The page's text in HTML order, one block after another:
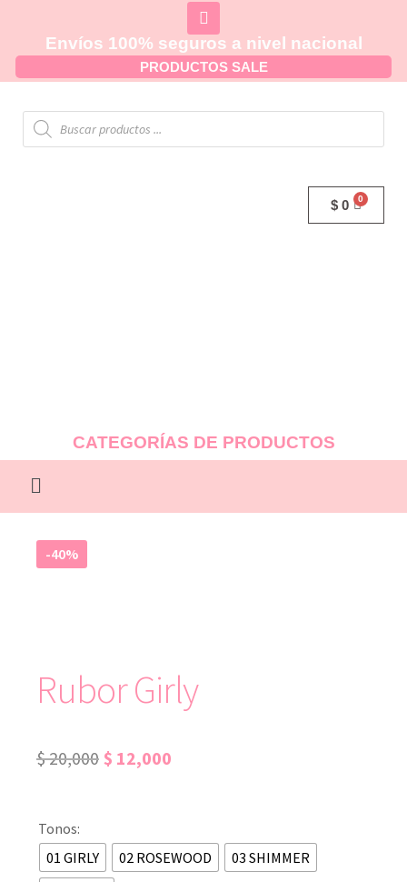
Envíos 100% seguros a nivel nacional
PRODUCTOS SALE
$ 0
CATEGORÍAS DE PRODUCTOS
-40%
Rubor Girly
$20,000 $ 12,000
Tonos:
01 GIRLY
02 ROSEWOOD
03 SHIMMER